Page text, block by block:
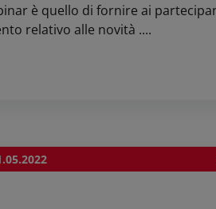
è quello di fornire ai
relativo alle novità ....